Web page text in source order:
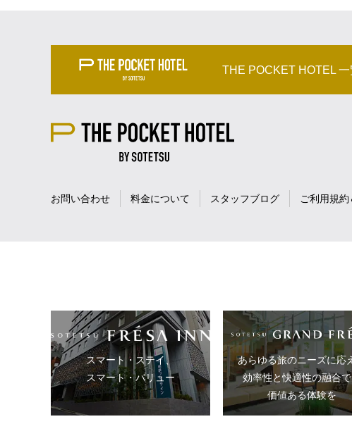
THE POCKET HOTEL 一
お問い合わせ 料金について スタッフブログ ご利用規
スマート・ステイ、
スマート・バリュー
あらゆる旅のニーズに応
効率性と快適性の融合で
価値ある体験を